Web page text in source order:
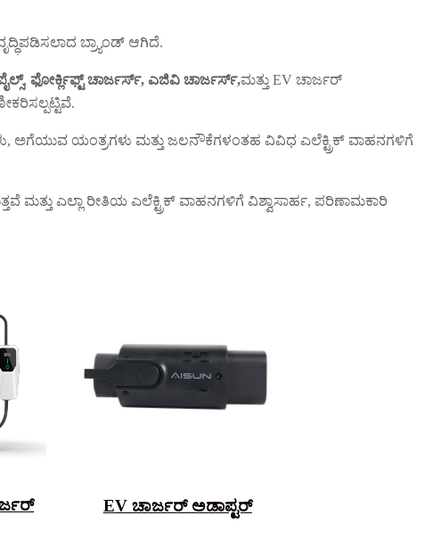
ಬ್ರ್ಯಾಂಡ್ ಆಗಿದೆ.
, ಫೋರ್ಕ್ಲಿಫ್ಟ್ ಚಾರ್ಜರ್ಸ್, ಎಜಿವಿ ಚಾರ್ಜರ್ಸ್,ಮತ್ತು EV ಚಾರ್ಜರ್
ಅಗೆಯುವ ಯಂತ್ರಗಳು ಮತ್ತು ಜಲನೌಕೆಗಳಂತಹ ವಿವಿಧ ಎಲೆಕ್ಟ್ರಿಕ್ ವಾಹನಗಳಿಗೆ
ಮತ್ತು ಎಲ್ಲಾ ರೀತಿಯ ಎಲೆಕ್ಟ್ರಿಕ್ ವಾಹನಗಳಿಗೆ ವಿಶ್ವಾಸಾರ್ಹ, ಪರಿಣಾಮಕಾರಿ
EV ಚಾರ್ಜರ್ ಅಡಾಪ್ಟರ್